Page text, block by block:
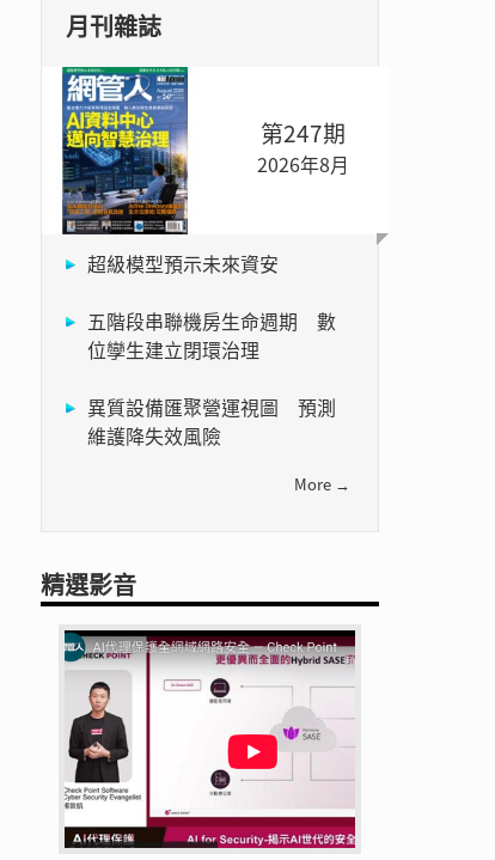
月刊雜誌
第247期
2026年8月
超級模型預示未來資安
五階段串聯機房生命週期 數
位孿生建立閉環治理
異質設備匯聚營運視圖 預測
維護降失效風險
More →
精選影音